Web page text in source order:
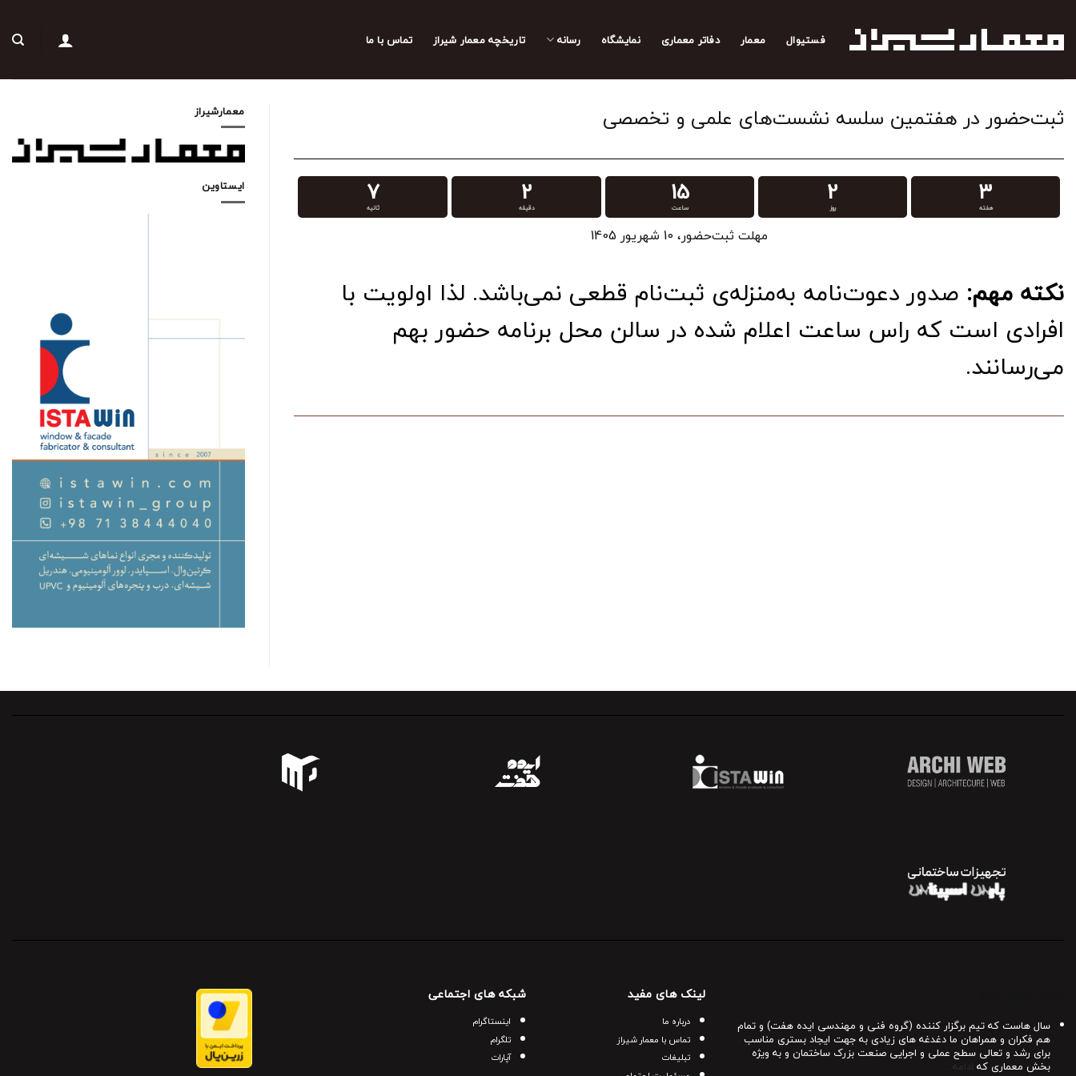
محتوا
فستیوال معمار دفاتر معماری نمایشگاه رسانه تاریخچه معمار‌‌ شیراز تماس با ما
ثبت‌‌حضور در هفتمین سلسه نشست‌های علمی و تخصصی
3
هفته 2
روز 15
ساعت 2
دقیقه 6
ثانیه
مهلت ثبت‌حضور، 10 شهریور 1405
نکته‌ مهم: صدور دعوت‌نامه به‌منزله‌ی ثبت‌نام قطعی نمی‌باشد. لذا اولویت با
افرادی است که راس ساعت اعلام شده در سالن محل برنامه حضور بهم
می‌رسانند.
معمارشیراز
ایستاوین
سال هاست که تیم برگزار کننده (گروه فنی و مهندسی ایده هفت) و تمام
هم فکران و همراهان ما دغدغه های زیادی به جهت ایجاد بستری مناسب
برای رشد و تعالی سطح عملی و اجرایی صنعت بزرک ساختمان و به ویژه
بخش معماری که ادامه ..
لینک های مفید
درباره ما
تماس با معمار شیراز
تبلیغات
شبکه های اجتماعی
اینستاگرام
تلگرام
آپارات